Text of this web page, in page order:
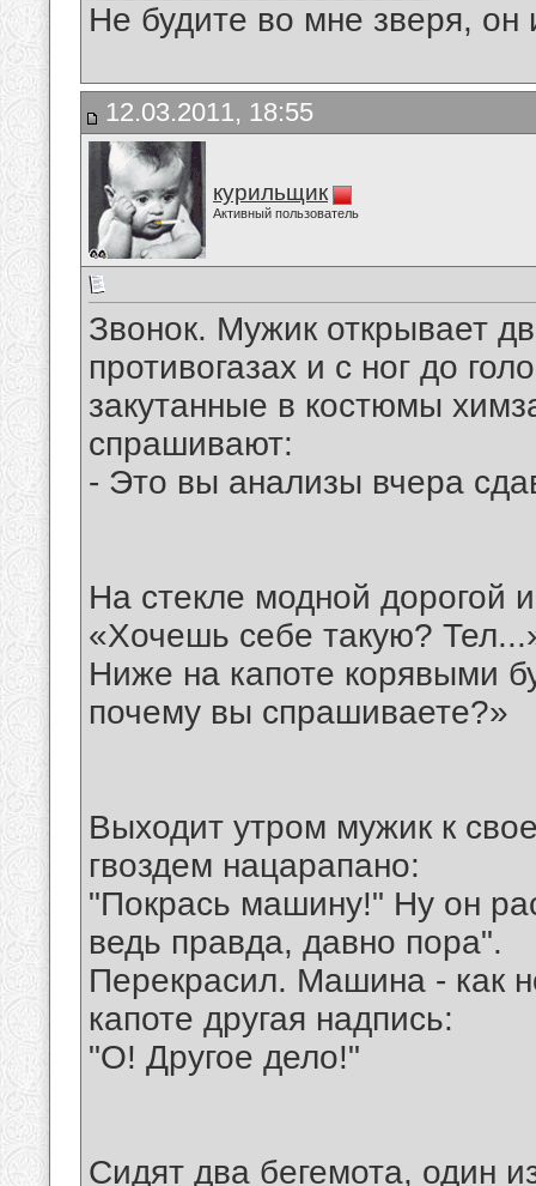
Не будите во мне зверя, он
12.03.2011, 18:55
курильщик
Активный пользователь
Звонок. Мужик открывает
противогазах и с ног до
закутанные в костюмы
спрашивают:
- Это вы анализы вчера
На стекле модной дорогой
«Хочешь себе такую?
Ниже на капоте корявыми
почему вы спрашиваете?»
Выходит утром мужик к
гвоздем нацарапано:
"Покрась машину!" Ну он
ведь правда, давно пора".
Перекрасил. Машина - как
капоте другая надпись:
"О! Другое дело!"
Сидят два бегемота, один